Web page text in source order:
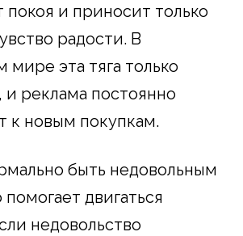
и приносит только
радости. В
эта тяга только
и реклама постоянно
к новым покупкам.
быть недовольным
двигаться
недовольство